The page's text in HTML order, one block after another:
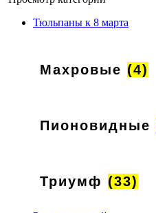
Тюльпаны к 8 марта
Махровые (4)
Пионовидные
Триумф (33)